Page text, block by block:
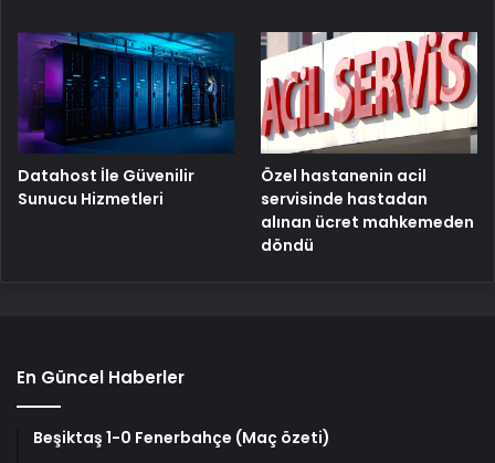
Datahost İle Güvenilir
Sunucu Hizmetleri
Özel hastanenin acil
servisinde hastadan
alınan ücret mahkemeden
döndü
En Güncel Haberler
Beşiktaş 1-0 Fenerbahçe (Maç özeti)